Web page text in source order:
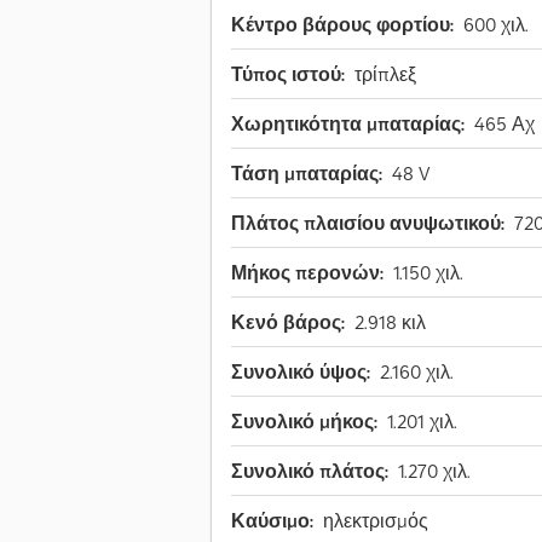
Κέντρο βάρους φορτίου: 600 χιλ.
Τύπος ιστού: τρίπλεξ
Χωρητικότητα μπαταρίας: 465 Αχ
Τάση μπαταρίας: 48 V
Πλάτος πλαισίου ανυψωτικού:
Μήκος περονών: 1.150 χιλ.
Κενό βάρος: 2.918 κιλ
Συνολικό ύψος: 2.160 χιλ.
Συνολικό μήκος: 1.201 χιλ.
Συνολικό πλάτος: 1.270 χιλ.
Καύσιμο: ηλεκτρισμός